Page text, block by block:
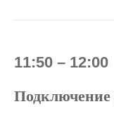
11:50 – 12:00
Подключени